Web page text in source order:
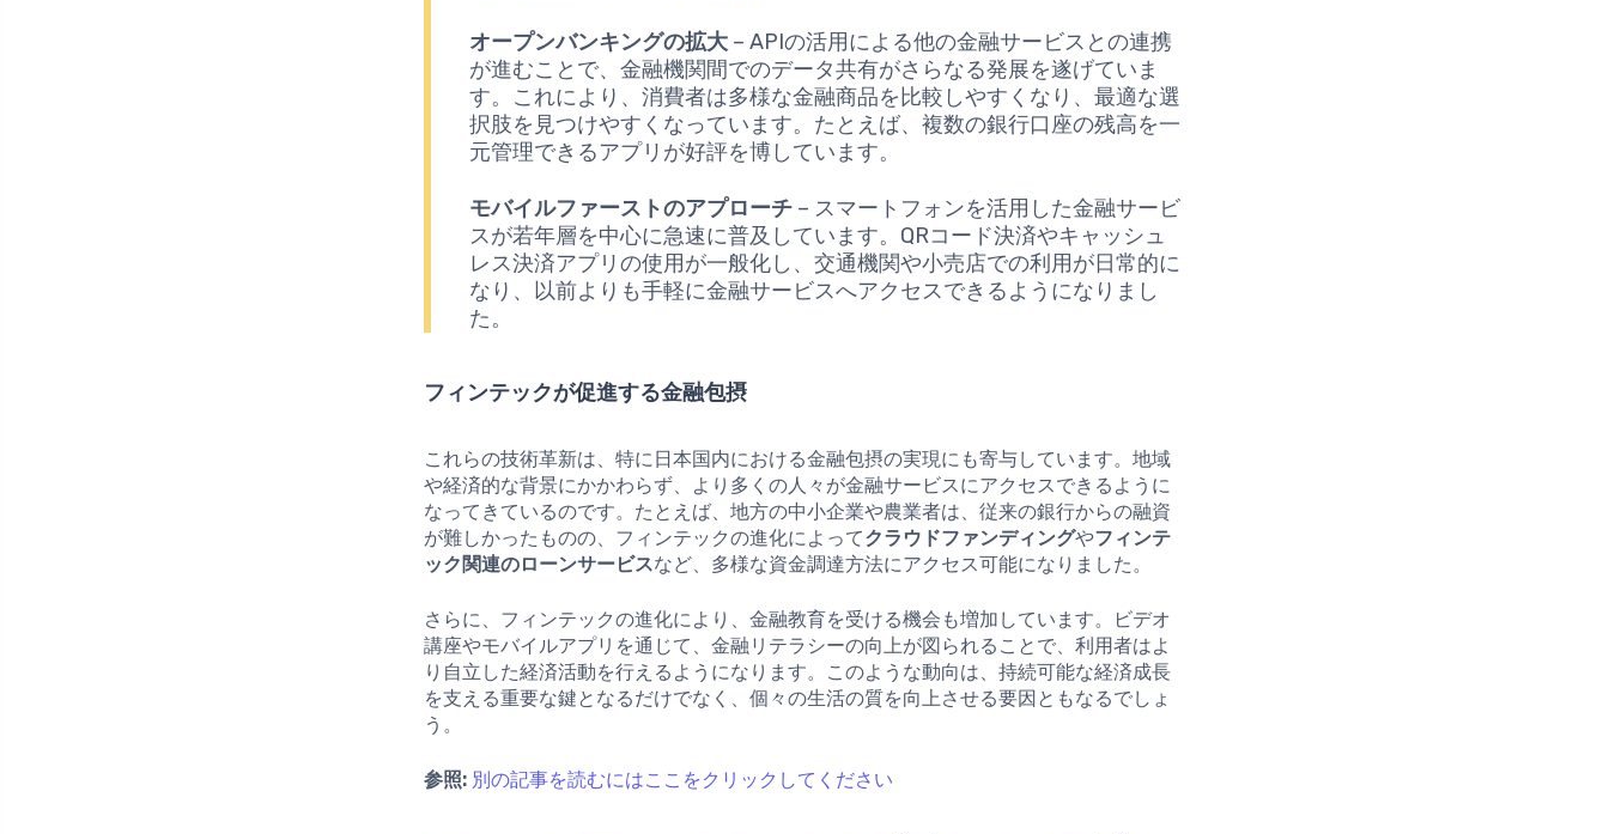
オープンバンキングの拡大 – APIの活用による他の金融サービスとの連携
が進むことで、金融機関間でのデータ共有がさらなる発展を遂げていま
す。これにより、消費者は多様な金融商品を比較しやすくなり、最適な選
択肢を見つけやすくなっています。たとえば、複数の銀行口座の残高を一
元管理できるアプリが好評を博しています。
モバイルファーストのアプローチ – スマートフォンを活用した金融サービ
スが若年層を中心に急速に普及しています。QRコード決済やキャッシュ
レス決済アプリの使用が一般化し、交通機関や小売店での利用が日常的に
なり、以前よりも手軽に金融サービスへアクセスできるようになりまし
た。
フィンテックが促進する金融包摂
これらの技術革新は、特に日本国内における金融包摂の実現にも寄与しています。地域
や経済的な背景にかかわらず、より多くの人々が金融サービスにアクセスできるように
なってきているのです。たとえば、地方の中小企業や農業者は、従来の銀行からの融資
が難しかったものの、フィンテックの進化によってクラウドファンディングやフィンテ
ック関連のローンサービスなど、多様な資金調達方法にアクセス可能になりました。
さらに、フィンテックの進化により、金融教育を受ける機会も増加しています。ビデオ
講座やモバイルアプリを通じて、金融リテラシーの向上が図られることで、利用者はよ
り自立した経済活動を行えるようになります。このような動向は、持続可能な経済成長
を支える重要な鍵となるだけでなく、個々の生活の質を向上させる要因ともなるでしょ
う。
参照: 別の記事を読むにはここをクリックしてください